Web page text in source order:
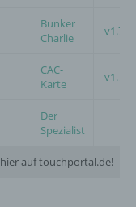
hier auf touchportal.de!
Bunker
Charlie
v1.7.9
CAC-
Karte
Der
Spezialist